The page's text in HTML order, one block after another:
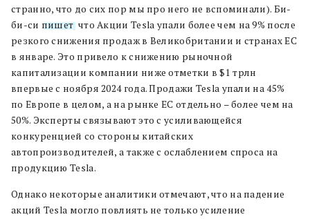
странно, что до сих пор мы про него не вспоминали). Би-
би-си пишет, что Акции Tesla упали более чем на 9% после
резкого снижения продаж в Великобритании и странах ЕС
в январе. Это привело к снижению рыночной
капитализации компании ниже отметки в $1 трлн
впервые с ноября 2024 года. Продажи Tesla упали на 45%
по Европе в целом, а на рынке ЕС отдельно – более чем на
50%. Эксперты связывают это с усиливающейся
конкуренцией со стороны китайских
автопроизводителей, а также с ослаблением спроса на
продукцию Tesla.
Однако некоторые аналитики отмечают, что на падение
акций Tesla могло повлиять не только усиление